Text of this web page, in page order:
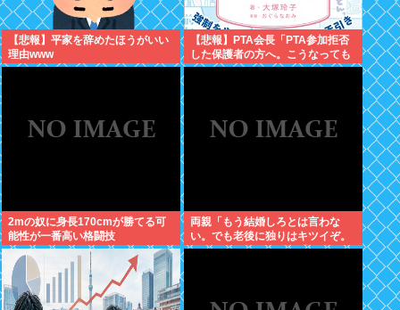
【悲報】平家を辞めたほうがいい
理由www
【悲報】PTA会長「PTA参加拒否
した保護者の方へ。こうなっても
いい？」
2mの奴に身長170cmが勝てる可
能性が一番高い格闘技
両親「もう結婚しろとは言わな
い。でも老後に独りはキツイぞ。
どうするんだ？」俺ら「…」